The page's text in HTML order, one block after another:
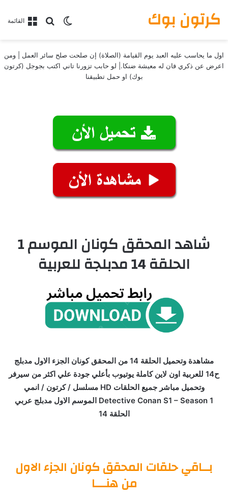
القائمةبحث عن
الوضع المظلم كرتون بوك
اول ما يحاسب عليه العبد يوم القيامة (الصلاة) إن صلحت صلح سائر العمل | ومن
اعرض عن ذكري فان له معيشة ضنكا.| لو حابب تزورنا تاني اكتب بجوجل (كرتون
بوك) او حمل تطبيقنا
شاهد المحقق كونان الموسم 1
الحلقة 14 مدبلجة للعربية
مشاهدة وتحميل الحلقة 14 من المحقق كونان الجزء الاول مدبلج
ح14 للعربية اون لاين كاملة يوتيوب بأعلي جودة علي اكثر من سيرفر
وتحميل مباشر جميع الحلقات HD مسلسل / كرتون / انمي
Detective Conan S1 – Season 1 الموسم الاول مدبلج عربي
الحلقة 14
بــاقي حلقات المحقق كونان الجزء الاول
من هنـــا